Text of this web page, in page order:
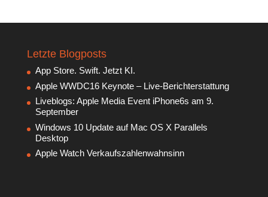
Letzte Blogposts
App Store. Swift. Jetzt KI.
Apple WWDC16 Keynote – Live-Berichterstattung
Liveblogs: Apple Media Event iPhone6s am 9.
September
Windows 10 Update auf Mac OS X Parallels
Desktop
Apple Watch Verkaufszahlenwahnsinn